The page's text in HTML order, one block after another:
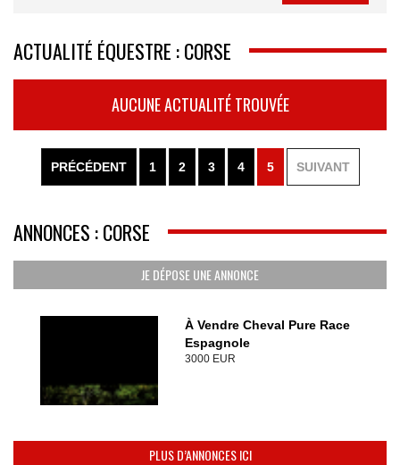
ACTUALITÉ ÉQUESTRE : CORSE
AUCUNE ACTUALITÉ TROUVÉE
PRÉCÉDENT 1 2 3 4 5 SUIVANT
ANNONCES : CORSE
JE DÉPOSE UNE ANNONCE
À Vendre Cheval Pure Race
Espagnole
3000 EUR
PLUS D’ANNONCES ICI